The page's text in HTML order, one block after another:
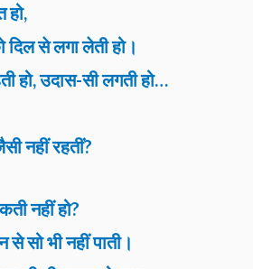
हो,
दिल से लगा लेती हो।
हो, उदास-सी लगती हो…
नहीं रहतीं?
नहीं हो?
से सो भी नहीं पाती।